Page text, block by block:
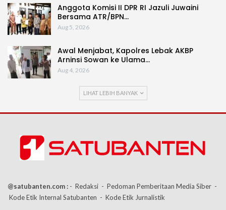
Anggota Komisi II DPR RI Jazuli Juwaini
Bersama ATR/BPN…
Aug 5, 2026
Awal Menjabat, Kapolres Lebak AKBP
Arninsi Sowan ke Ulama…
Aug 4, 2026
LIHAT LEBIH BANYAK
@satubanten.com : - Redaksi - Pedoman Pemberitaan Media Siber -
Kode Etik Internal Satubanten - Kode Etik Jurnalistik